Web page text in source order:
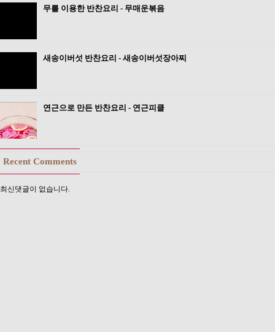
무를 이용한 반찬요리 - 무매운볶음
새송이버섯 반찬요리 - 새송이버섯장아찌
연근으로 만든 반찬요리 - 연근피클
Recent Comments
최신댓글이 없습니다.